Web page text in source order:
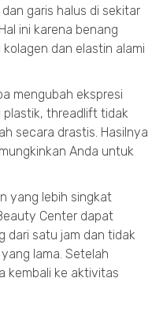
garis halus di sekitar
ini karena benang
dan elastin alami
mengubah ekspresi
plastik, threadlift tidak
secara drastis. Hasilnya
Anda untuk
yang lebih singkat
Center dapat
dari satu jam dan tidak
lama. Setelah
kembali ke aktivitas